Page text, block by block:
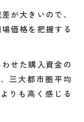
が大きいので、
価格を把握する
せた購入資金の
三大都市圏平均
りも高く感じる